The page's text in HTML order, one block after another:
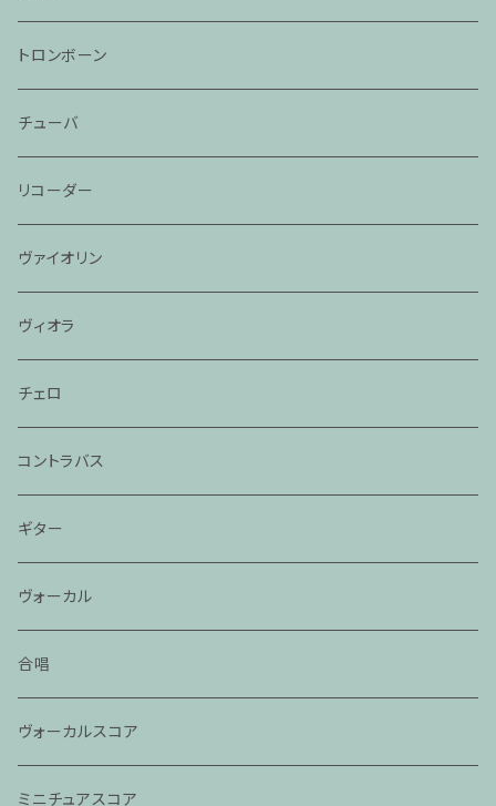
トロンボーン
チューバ
リコーダー
ヴァイオリン
ヴィオラ
チェロ
コントラバス
ギター
ヴォーカル
合唱
ヴォーカルスコア
ミニチュアスコア